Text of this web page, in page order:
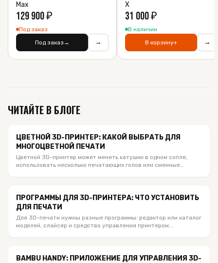
Max
129 900₽
Под заказ
Под заказ → →
X
31 000₽
В наличии
В корзину+ →
ЧИТАЙТЕ В БЛОГЕ
ЦВЕТНОЙ 3D-ПРИНТЕР: КАКОЙ ВЫБРАТЬ ДЛЯ
МНОГОЦВЕТНОЙ ПЕЧАТИ
Цветной 3D-принтер может менять катушки в одном сопле,
использовать несколько печатающих голов или сменные
ПРОГРАММЫ ДЛЯ 3D-ПРИНТЕРА: ЧТО УСТАНОВИТЬ
ДЛЯ ПЕЧАТИ
Для 3D-печати нужны разные программы: редактор или каталог
моделей, слайсер и средство управления принтером.
BAMBU HANDY: ПРИЛОЖЕНИЕ ДЛЯ УПРАВЛЕНИЯ 3D-